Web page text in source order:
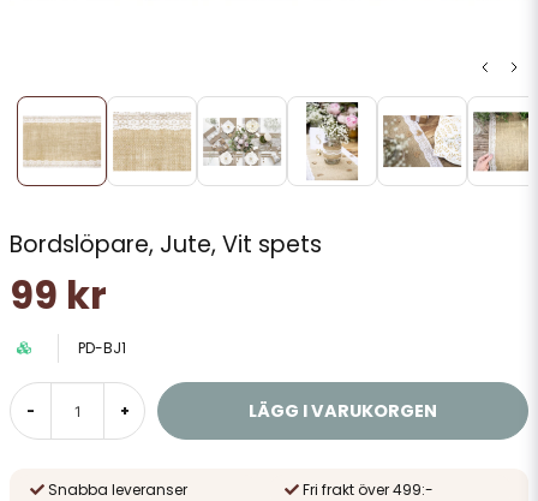
Bordslöpare, Jute, Vit spets
99 kr
PD-BJ1
- + LÄGG I VARUKORGEN
Snabba leveranser
Fri frakt över 499:-